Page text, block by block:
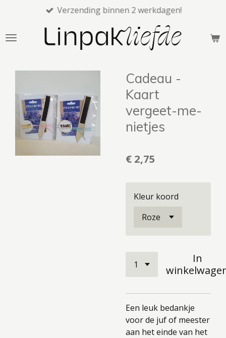
naar
Verzending binnen 2 werkdagen!
Cadeau -
Kaart
vergeet-me-
nietjes
€ 2,75
Kleur koord
In
Een leuk bedankje
voor de juf of meester
aan het einde van het